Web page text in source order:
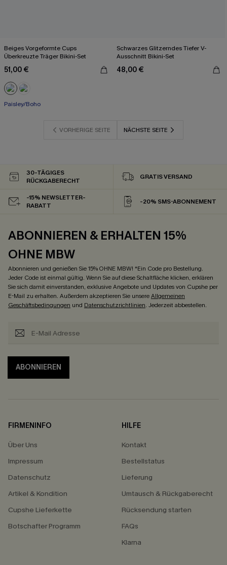
Beiges Vorgeformte Cups
Überkreuzte Träger Bikini-Set
51,00 €
Paisley/Boho
Schwarzes Glitzerndes Tiefer V-
Ausschnitt Bikini-Set
48,00 €
VORHERIGE SEITE NÄCHSTE SEITE
30-TÄGIGES
RÜCKGABERECHT
GRATIS VERSAND
-15% NEWSLETTER-
RABATT
-20% SMS-ABONNEMENT
ABONNIEREN & ERHALTEN 15%
OHNE MBW
Abonnieren und genießen Sie 15% OHNE MBW! *Ein Code pro Bestellung.
Jeder Code ist einmal gültig. Wenn Sie auf diese Schaltfläche klicken, erklären
Sie sich damit einverstanden, exklusive Angebote und Updates von Cupshe per
E-Mail zu erhalten. Außerdem akzeptieren Sie unsereAllgemeinen
Geschäftsbedingungen und Datenschutzrichtlinien. Jederzeit abbestellen.
ABONNIEREN
FIRMENINFO
Über Uns
Impressum
Datenschutz
Artikel & Kondition
Cupshe Lieferkette
Botschafter Programm
HILFE
Kontakt
Bestellstatus
Lieferung
Umtausch & Rückgaberecht
Rücksendung starten
FAQs
Klarna